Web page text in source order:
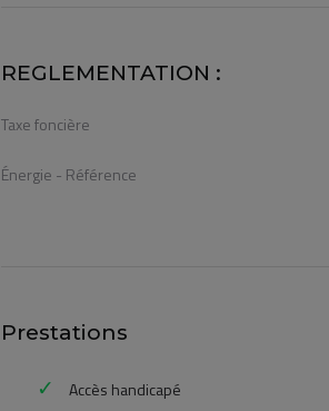
REGLEMENTATION :
Taxe foncière
Énergie - Référence
Prestations
Accès handicapé